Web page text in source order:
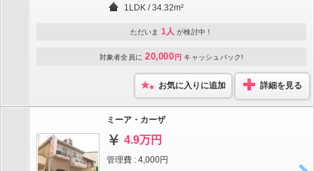
1LDK / 34.32m²
ただいま 1人 が検討中！
対象者全員に 20,000 円 キャッシュバック!
お気に入りに追加 詳細を見る
ミーア・カーザ
4.9万円
管理費 : 4,000円